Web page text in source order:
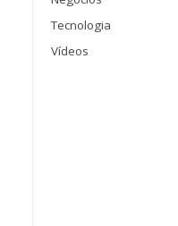
Tecnologia
Vídeos